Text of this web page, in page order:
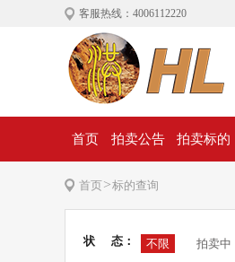
客服热线：4006112220
首页 拍卖公告 拍卖标的
首页>标的查询
状 态： 不限 拍卖中